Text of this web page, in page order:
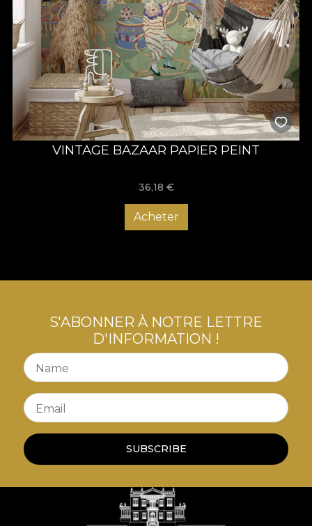
VINTAGE BAZAAR PAPIER PEINT
36,18 €
Acheter
S'ABONNER À NOTRE LETTRE
D'INFORMATION !
Name
Email
SUBSCRIBE